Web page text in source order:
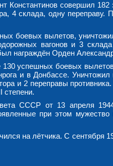
Константинов совершил
4 склада, одну
боевых вылетов,
вагонов и 3
награждён Орден
успешных боевых
и в Донбассе.
и 2 переправы
степени.
СССР от 13 апреля
при этом мужество
на лётчика. С сентября